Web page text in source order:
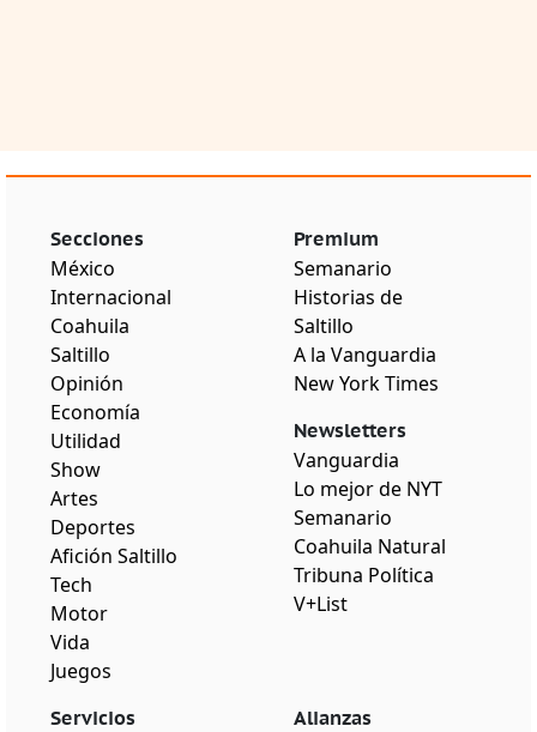
Secciones
México
Internacional
Coahuila
Saltillo
Opinión
Economía
Utilidad
Show
Artes
Deportes
Afición Saltillo
Tech
Motor
Vida
Juegos
Premium
Semanario
Historias de
Saltillo
A la Vanguardia
New York Times
Newsletters
Vanguardia
Lo mejor de NYT
Semanario
Coahuila Natural
Tribuna Política
V+List
Servicios Alianzas